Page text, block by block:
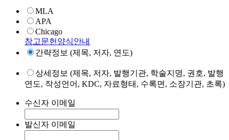
MLA
APA
Chicago
참고문헌양식안내
간략정보 (제목, 저자, 연도)
상세정보 (제목, 저자, 발행기관, 학술지명, 권호, 발행
연도, 작성언어, KDC, 자료형태, 수록면, 소장기관, 초록)
수신자 이메일
발신자 이메일